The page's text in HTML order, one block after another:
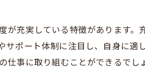
神戸市長田区での訪問介護の魅力
訪問介護求人の応募前に知ってお
が充実している特徴があります
サポート体制に注目し、自身に
仕事に取り組むことができるでし